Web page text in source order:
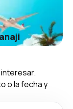
o la fecha y